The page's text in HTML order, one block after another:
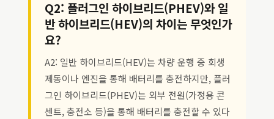
Q2: 플러그인 하이브리드(PHEV)와 일
반 하이브리드(HEV)의 차이는 무엇인가
요?
A2: 일반 하이브리드(HEV)는 차량 운행 중 회생
제동이나 엔진을 통해 배터리를 충전하지만, 플러
그인 하이브리드(PHEV)는 외부 전원(가정용 콘
센트, 충전소 등)을 통해 배터리를 충전할 수 있다